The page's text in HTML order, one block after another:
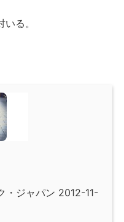
る。
・ジャパン 2012-11-